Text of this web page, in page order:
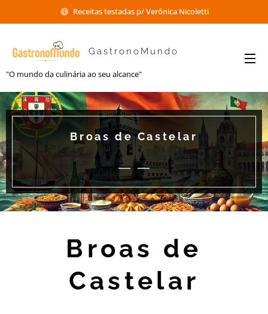
Receitas testadas p/ Verônica Nicoletti
GastronoMundo
"O mundo da culinária ao seu alcance"
Broas de Castelar
Broas de
Castelar